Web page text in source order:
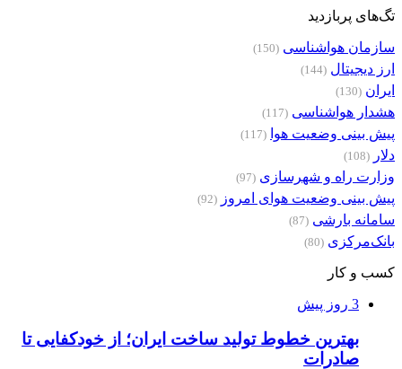
تگ‌های پربازدید
سازمان هواشناسی (150)
ارز دیجیتال (144)
ایران (130)
هشدار هواشناسی (117)
پیش بینی وضعیت هوا (117)
دلار (108)
وزارت راه و شهرسازی (97)
پیش بینی وضعیت هوای امروز (92)
سامانه بارشی (87)
بانک‌مرکزی (80)
کسب و کار
3 روز پیش
بهترین خطوط تولید ساخت ایران؛ از خودکفایی تا
صادرات